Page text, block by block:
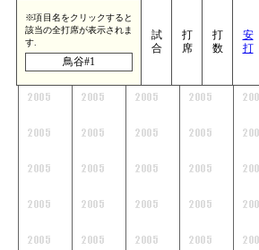
※項目名をクリックすると
該当の全打席が表示されま
す.
鳥谷#1
試
合
打
席
打
数
安
打